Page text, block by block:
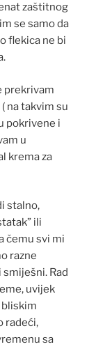
zaštitnog
se samo da
flekica ne bi
prekrivam
na takvim su
pokrivene i
u
krema za
stalno,
ili
čemu svi mi
razne
Rad
uvijek
bliskim
radeći,
sa